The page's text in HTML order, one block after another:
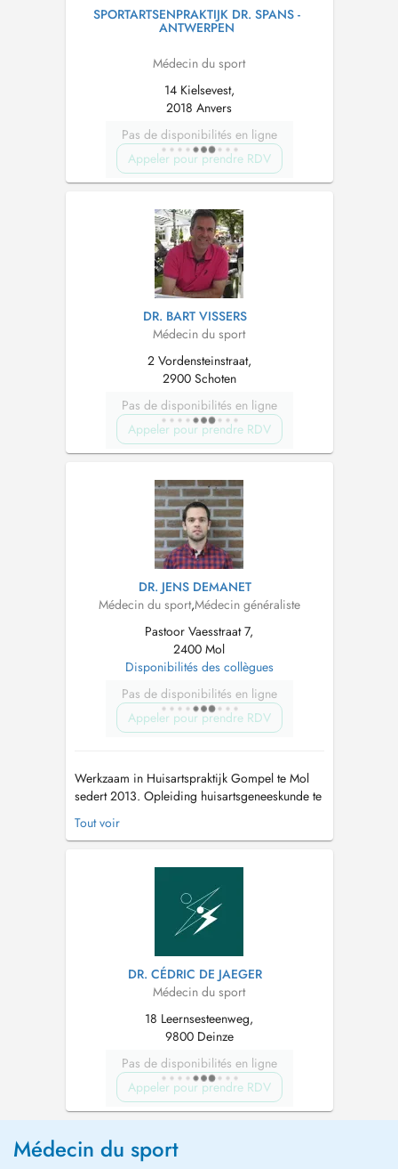
SPORTARTSENPRAKTIJK DR. SPANS -
ANTWERPEN
Médecin du sport
14 Kielsevest,
2018 Anvers
Pas de disponibilités en ligne
Appeler pour prendre RDV
DR. BART VISSERS
Médecin du sport
2 Vordensteinstraat,
2900 Schoten
Pas de disponibilités en ligne
Appeler pour prendre RDV
DR. JENS DEMANET
Médecin du sport,Médecin généraliste
Pastoor Vaesstraat 7,
2400 Mol
Disponibilités des collègues
Pas de disponibilités en ligne
Appeler pour prendre RDV
Werkzaam in Huisartspraktijk Gompel te Mol
sedert 2013. Opleiding huisartsgeneeskunde te
KU Leuven 2004-2013. Opleiding
Sportgeneeskunde 2011-2013. Erkend
en longfunctieonderzoek. Aangenomen arts
Defensie. Ploegarts Sauzen Pauwels-
Tout voir
DR. CÉDRIC DE JAEGER
Médecin du sport
18 Leernsesteenweg,
9800 Deinze
Pas de disponibilités en ligne
Appeler pour prendre RDV
Médecin du sport